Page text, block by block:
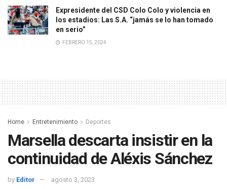
Expresidente del CSD Colo Colo y violencia en
los estadios: Las S.A. “jamás se lo han tomado
en serio”
FEBRERO 15, 2024
Home Entretenimiento Deportes
Marsella descarta insistir en la
continuidad de Aléxis Sánchez
by Editor agosto 3, 2023